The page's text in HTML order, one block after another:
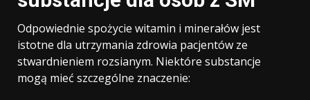
Odpowiednie spożycie witamin i minerałów jest
istotne dla utrzymania zdrowia pacjentów ze
stwardnieniem rozsianym. Niektóre substancje
mogą mieć szczególne znaczenie: